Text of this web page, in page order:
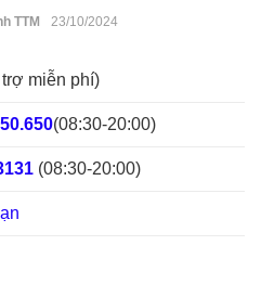
TTM 23/10/2024
trợ miễn phí)
(08:30-20:00)
(08:30-20:00)